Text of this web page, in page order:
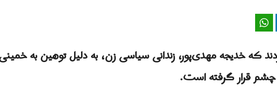
LinkedIn
که خدیجه مهدی‌پور، زندانی سیاسی زن، به دلیل توهین به
قرار گرفته است.